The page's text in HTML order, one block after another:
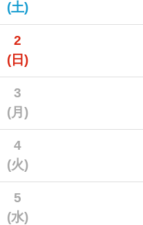
(土)
2
(日)
3
(月)
4
(火)
5
(水)